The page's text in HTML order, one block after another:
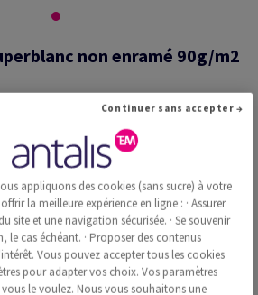
non enramé 90g/m2
sans bois ECF, 90g/m2, 700mm x 1000mm,
enramées, pavillonnée par 250 feuilles, FSC
Recommander ce produit
appliquons des cookies (sans sucre) à votre
la meilleure expérience en ligne : · Assurer
site et une navigation sécurisée. · Se souvenir
le cas échéant. · Proposer des contenus
Vous pouvez accepter tous les cookies
pour adapter vos choix. Vos paramètres
le voulez. Nous vous souhaitons une
Continuer sans accepter →